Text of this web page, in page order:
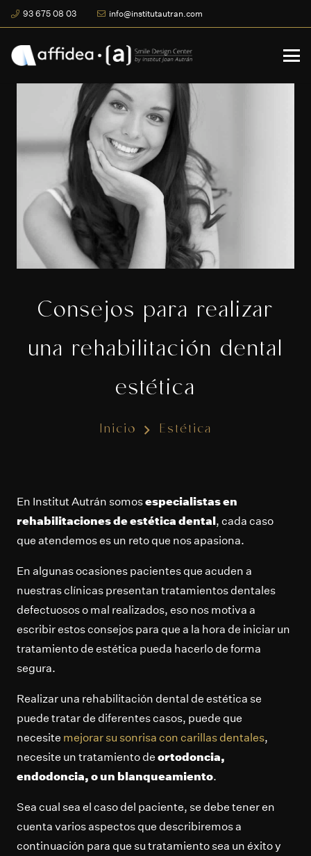
93 675 08 03 info@institutautran.com
Consejos para realizar
una rehabilitación dental
estética
Inicio Estética
En Institut Autrán somosespecialistas en
rehabilitaciones de estética dental, cada caso
que atendemos es un reto que nos apasiona.
En algunas ocasiones pacientes que acuden a
nuestras clínicas presentan tratamientos dentales
defectuosos o mal realizados, eso nos motiva a
escribir estos consejos para que a la hora de iniciar un
tratamiento de estética pueda hacerlo de forma
segura.
Realizar una rehabilitación dental de estética se
puede tratar de diferentes casos, puede que
necesite mejorar su sonrisa con carillas dentales,
necesite un tratamiento de ortodoncia,
endodoncia, o un blanqueamiento.
Sea cual sea el caso del paciente, se debe tener en
cuenta varios aspectos que describiremos a
continuación para que su tratamiento sea un éxito y